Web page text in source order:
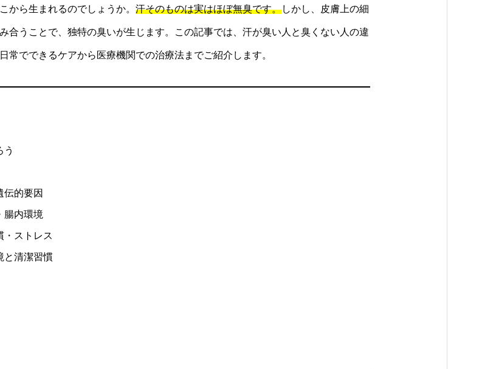
から生まれるのでしょうか。 汗そのものは実はほぼ無臭です。しかし、皮膚上の細
合うことで、独特の臭いが生じます。この記事では、汗が臭い人と臭くない人の違
常でできるケアから医療機関での治療法までご紹介します。
う
伝的要因
腸内環境
・ストレス
と清潔習慣